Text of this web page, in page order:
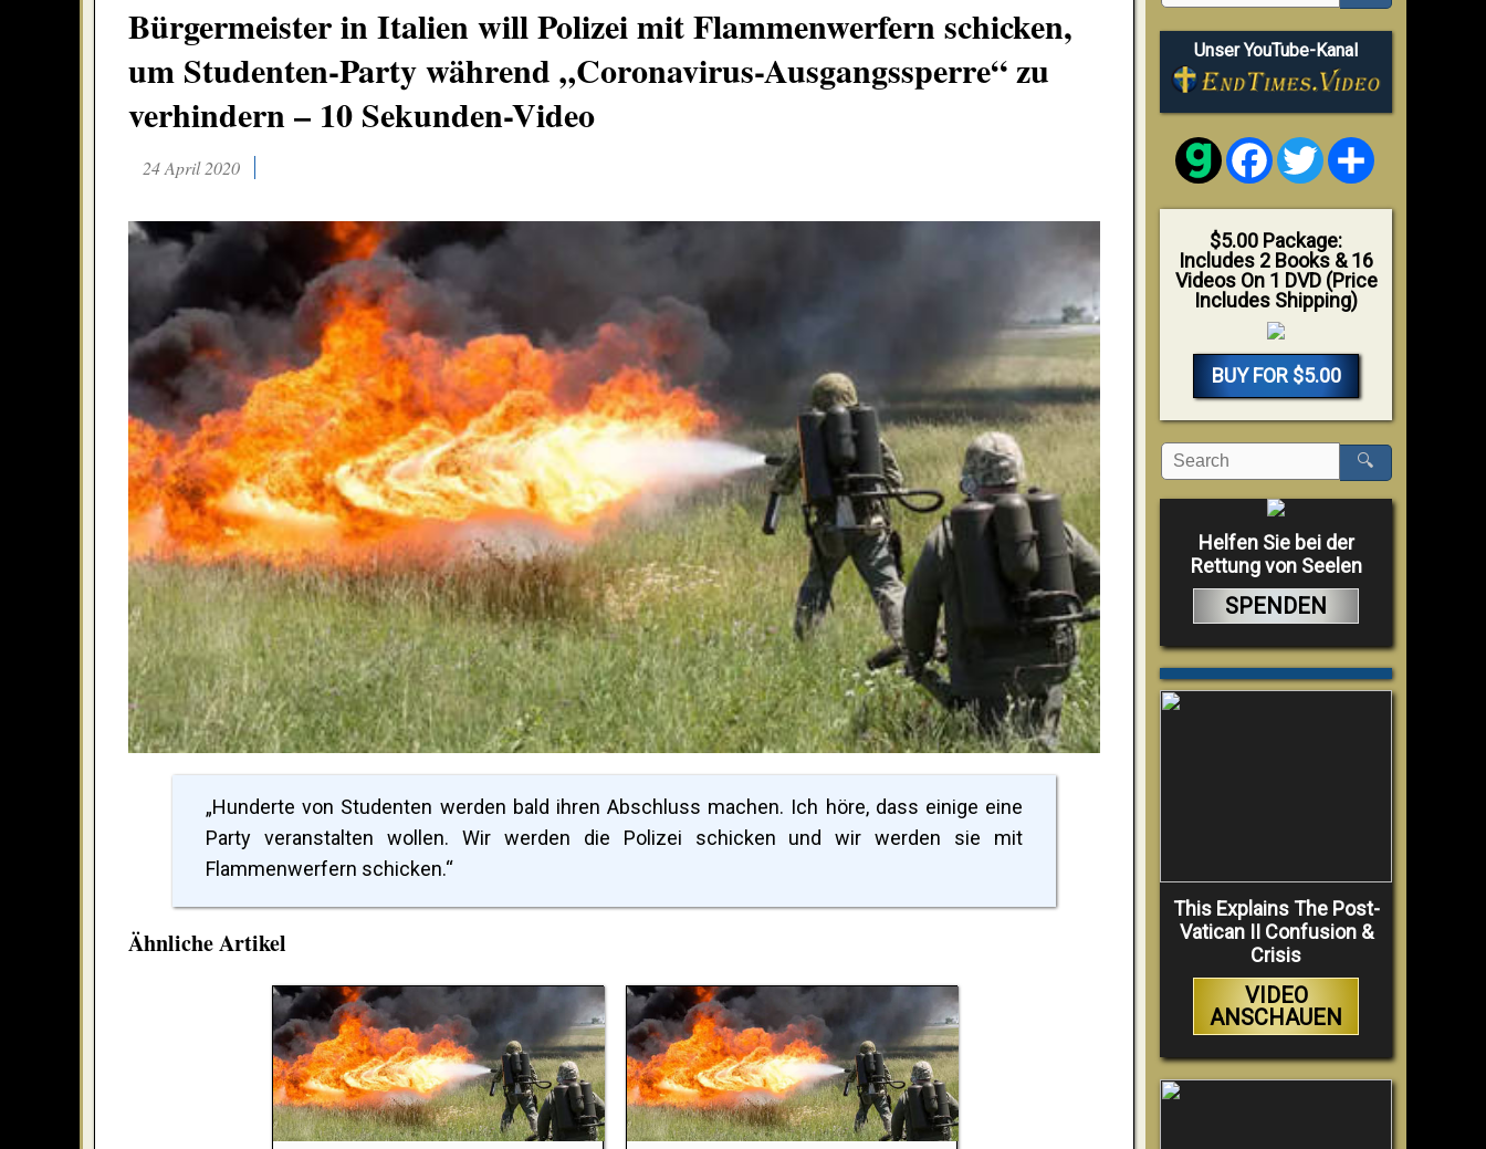
Bürgermeister in Italien will Polizei mit Flammenwerfern schicken,
um Studenten-Party während „Coronavirus-Ausgangssperre“ zu
verhindern – 10 Sekunden-Video
24 April 2020
„Hunderte von Studenten werden bald ihren Abschluss machen. Ich höre, dass einige eine
Party veranstalten wollen. Wir werden die Polizei schicken und wir werden sie mit
Flammenwerfern schicken.“
Ähnliche Artikel
Unser YouTube-Kanal
FacebookTwitter
$5.00 Package:
Includes 2 Books & 16
Videos On 1 DVD (Price
Includes Shipping)
BUY FOR $5.00
🔍
Helfen Sie bei der
Rettung von Seelen
SPENDEN
This Explains The Post-
Vatican II Confusion &
Crisis
VIDEO
ANSCHAUEN